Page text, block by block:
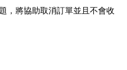
International
DBS Bank
，將協助取消訂單並且不會收